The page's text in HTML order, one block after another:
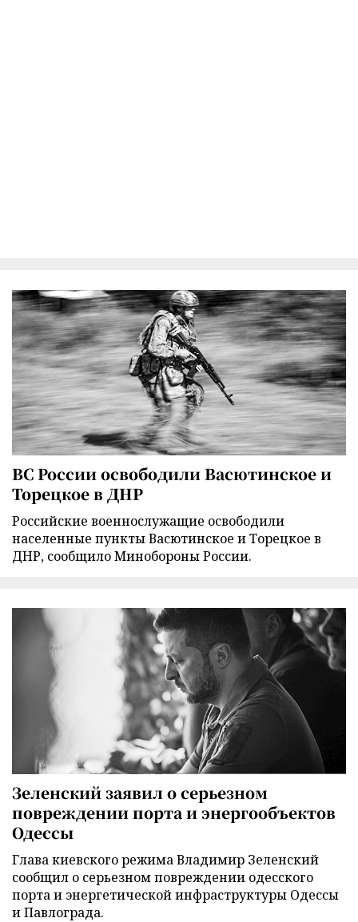
ВС России освободили Васютинское и
Торецкое в ДНР
Российские военнослужащие освободили
населенные пункты Васютинское и Торецкое в
ДНР, сообщило Минобороны России.
Зеленский заявил о серьезном
повреждении порта и энергообъектов
Одессы
Глава киевского режима Владимир Зеленский
сообщил о серьезном повреждении одесского
порта и энергетической инфраструктуры Одессы
и Павлограда.